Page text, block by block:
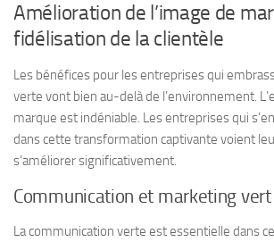
Amélioration de l’image de
fidélisation de la clientèle
Les bénéfices pour les entreprises qui
verte vont bien au-delà de l’environnement.
marque est indéniable. Les entreprises qui
dans cette transformation captivante voient
s’améliorer significativement.
Communication et marketing vert
Lacommunication verte est essentielle dans